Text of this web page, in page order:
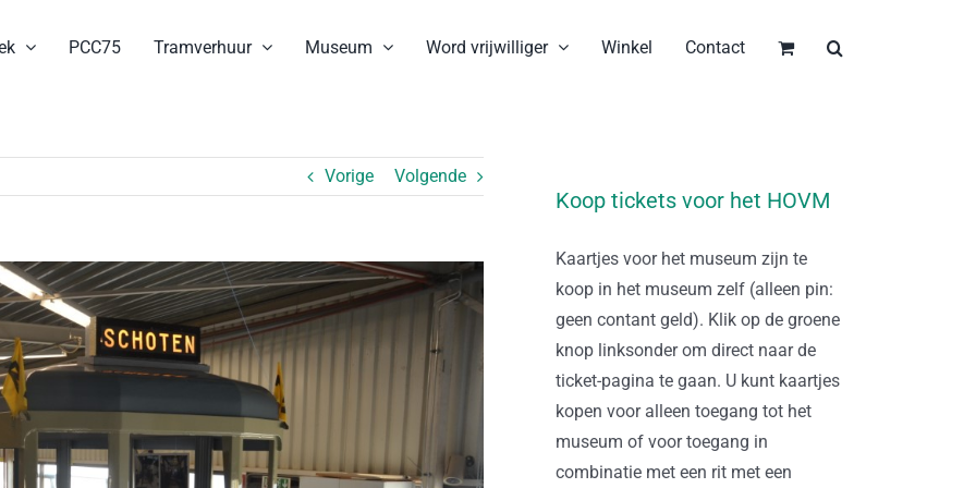
PCC75 Tramverhuur Museum Word vrijwilliger Winkel Contact
Vorige Volgende
Koop tickets voor het HOVM
Kaartjes voor het museum zijn te
koop in het museum zelf (alleen pin:
geen contant geld). Klik op de groene
knop linksonder om direct naar de
ticket-pagina te gaan. U kunt kaartjes
kopen voor alleen toegang tot het
museum of voor toegang in
combinatie met een rit met een